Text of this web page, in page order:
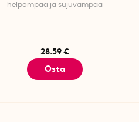
helpompaa ja sujuvampaa
28.59 €
Osta